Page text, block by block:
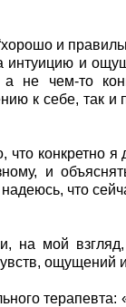
и
интуицию и
а не чем-то
к себе, так
конкретно
и
что
на мой
ощущений